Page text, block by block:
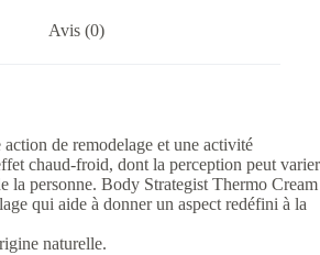
Avis (0)
action de remodelage et une activité
chaud-froid, dont la perception peut varier
la personne. Body Strategist Thermo Cream
qui aide à donner un aspect redéfini à la
naturelle.